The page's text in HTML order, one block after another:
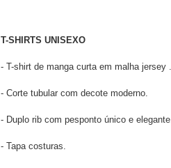
T-SHIRTS UNISEXO
- T-shirt de manga curta em malha jersey .
- Corte tubular com decote moderno.
- Duplo rib com pesponto único e elegante.
- Tapa costuras.